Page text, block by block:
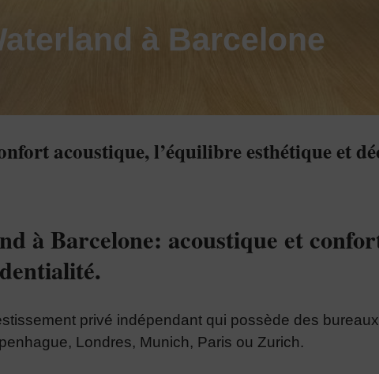
à Barcelone
acoustique, l’équilibre esthétique et
à Barcelone: acoustique et
privé indépendant qui possède des
Londres, Munich, Paris ou Zurich.